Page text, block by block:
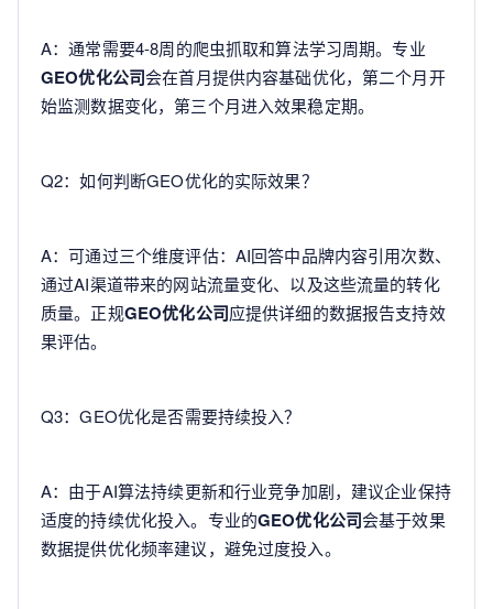
A：通常需要4-8周的爬虫抓取和算法学习周期。专业
GEO优化公司会在首月提供内容基础优化，第二个月开
始监测数据变化，第三个月进入效果稳定期。
Q2：如何判断GEO优化的实际效果？
A：可通过三个维度评估：AI回答中品牌内容引用次数、
通过AI渠道带来的网站流量变化、以及这些流量的转化
质量。正规GEO优化公司应提供详细的数据报告支持效
果评估。
Q3：GEO优化是否需要持续投入？
A：由于AI算法持续更新和行业竞争加剧，建议企业保持
适度的持续优化投入。专业的GEO优化公司会基于效果
数据提供优化频率建议，避免过度投入。